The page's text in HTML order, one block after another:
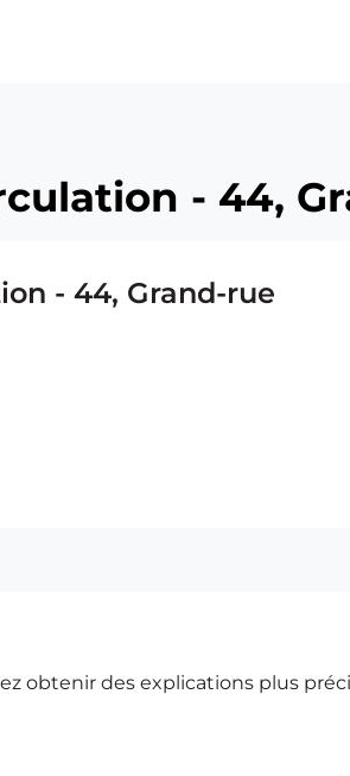
- 44,
- 44, Grand-rue
obtenir des explications plus